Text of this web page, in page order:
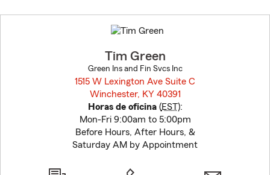
to
before
Tim Green
Green Ins and Fin Svcs Inc
1515 W Lexington Ave Suite C
Winchester, KY 40391
Horas de oficina(EST):
Mon-Fri 9:00am to 5:00pm
Before Hours, After Hours, &
Saturday AM by Appointment